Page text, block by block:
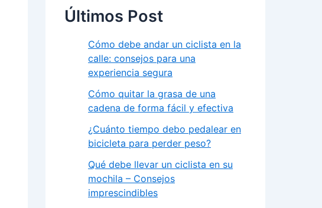
Últimos Post
Cómo debe andar un ciclista en la
calle: consejos para una
experiencia segura
Cómo quitar la grasa de una
cadena de forma fácil y efectiva
¿Cuánto tiempo debo pedalear en
bicicleta para perder peso?
Qué debe llevar un ciclista en su
mochila – Consejos
imprescindibles